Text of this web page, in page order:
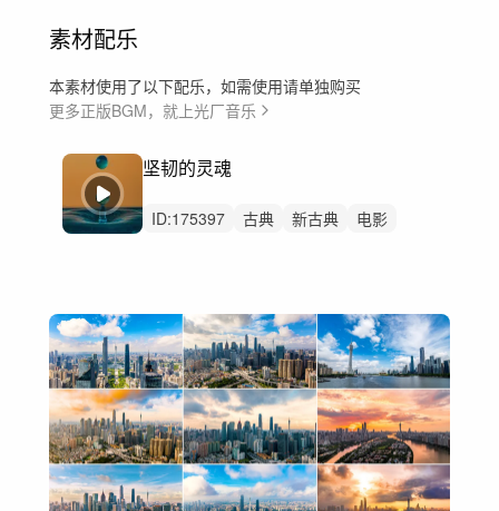
素材配乐
本素材使用了以下配乐，如需使用请单独购买
更多正版BGM，就上光厂音乐
坚韧的灵魂
ID:175397 古典 新古典
电影